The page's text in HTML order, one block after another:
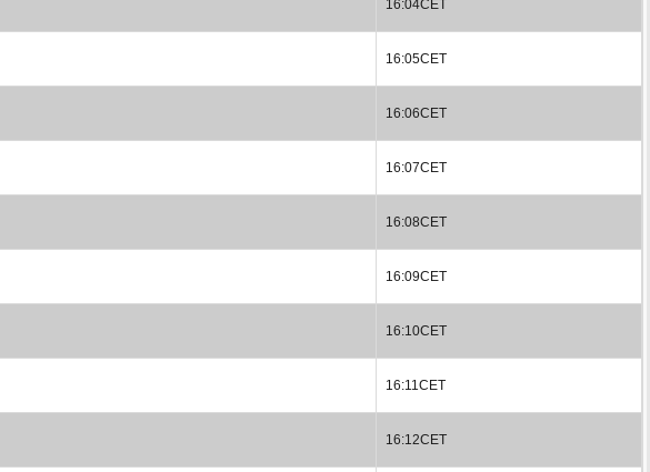
16:04CET
16:05CET
16:06CET
16:07CET
16:08CET
16:09CET
16:10CET
16:11CET
16:12CET